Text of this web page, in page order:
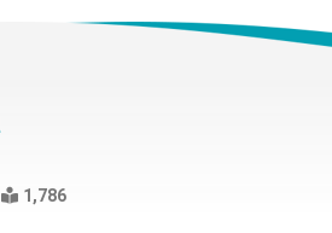
阿
1,786